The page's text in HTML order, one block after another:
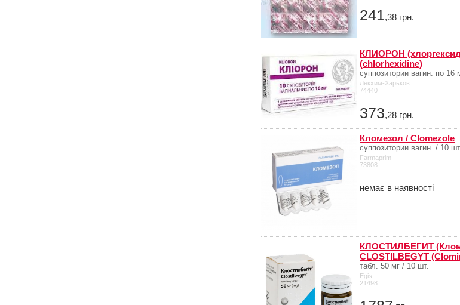
241,38 грн.
КЛИОРОН
(chlorhexidine)
суппозитории вагин. по 16
Лекхим-Харьков
74440
373,28 грн.
Кломезол / Clomezole
суппозитории вагин. / 10
Farmaprim
73808
немає в наявності
КЛОСТИЛБЕГИТ
CLOSTILBEGYT
табл. 50 мг / 10 шт.
Egis
21498